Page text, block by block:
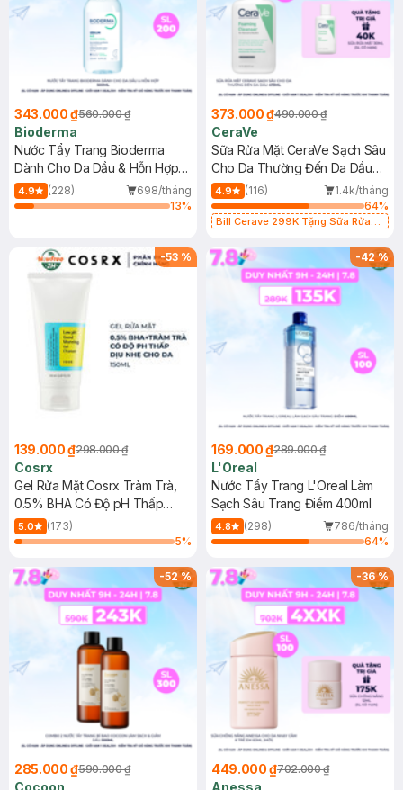
343.000 ₫560.000 ₫
Bioderma
Nước Tẩy Trang Bioderma
Dành Cho Da Dầu & Hỗn Hợp
500ml
4.9 (228)
698/tháng
13%
373.000 ₫490.000 ₫
CeraVe
Sữa Rửa Mặt CeraVe Sạch Sâu
Cho Da Thường Đến Da Dầu
473ml
4.9 (116)
1.4k/tháng
64%
Bill Cerave 299K Tặng Sữa Rửa
-53 %
139.000 ₫298.000 ₫
Cosrx
Gel Rửa Mặt Cosrx Tràm Trà,
0.5% BHA Có Độ pH Thấp
150ml
5.0
(173)
5%
-42%
169.000 ₫289.000 ₫
L'Oreal
Nước Tẩy Trang L'Oreal Làm
Sạch Sâu Trang Điểm 400ml
4.8 (298)
786/tháng
64%
-52%
285.000 ₫590.000 ₫
Cocoon
-36%
449.000 ₫702.000 ₫
Anessa